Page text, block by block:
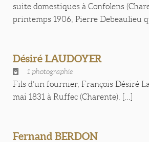
suite domestiques à Confolens
printemps 1906, Pierre Debeaulieu
Désiré LAUDOYER
1 photographie
Fils d’un fournier, François Désiré
mai 1831 à Ruffec (Charente). [...]
Fernand BERDON